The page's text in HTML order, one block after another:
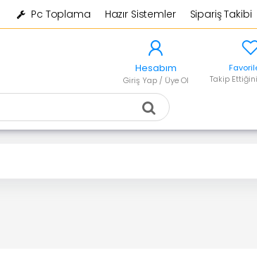
Pc Toplama Hazır Sistemler Sipariş Takibi
Hesabım
Giriş Yap / Üye Ol
Takip